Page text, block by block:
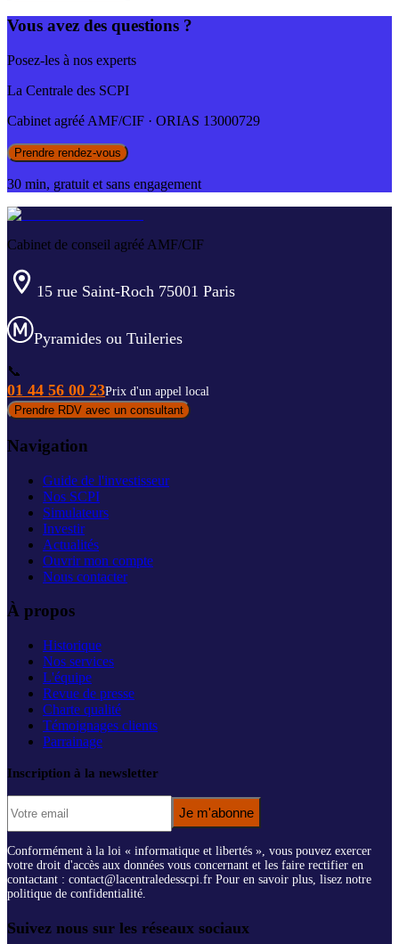
Vous avez des questions ?
Posez-les à nos experts
La Centrale des SCPI
Cabinet agréé AMF/CIF · ORIAS 13000729
Prendre rendez-vous
30 min, gratuit et sans engagement
Cabinet de conseil agréé AMF/CIF
15 rue Saint-Roch 75001 Paris
Pyramides ou Tuileries
📞
01 44 56 00 23Prix d'un appel local
Prendre RDV avec un consultant
Navigation
Guide de l'investisseur
Nos SCPI
Simulateurs
Investir
Actualités
Ouvrir mon compte
Nous contacter
À propos
Historique
Nos services
L'équipe
Revue de presse
Charte qualité
Témoignages clients
Parrainage
Inscription à la newsletter
Je m'abonne
Conformément à la loi « informatique et libertés », vous pouvez exercer
votre droit d'accès aux données vous concernant et les faire rectifier en
contactant : contact@lacentraledesscpi.fr Pour en savoir plus, lisez notre
politique de confidentialité.
Suivez nous sur les réseaux sociaux